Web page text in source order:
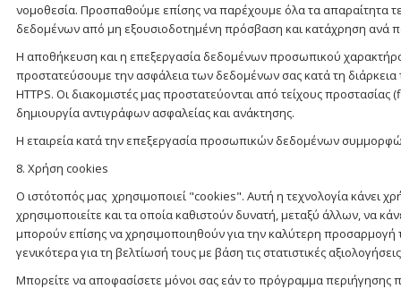
νομοθεσία. Προσπαθούμε επίσης να παρέχουμε όλα τα απαραίτητα
δεδομένων από μη εξουσιοδοτημένη πρόσβαση και κατάχρηση ανά
Η αποθήκευση και η επεξεργασία δεδομένων προσωπικού
προστατεύσουμε την ασφάλεια των δεδομένων σας κατά τη
HTTPS. Οι διακομιστές μας προστατεύονται από τείχους
δημιουργία αντιγράφων ασφαλείας και ανάκτησης.
Η εταιρεία κατά την επεξεργασία προσωπικών δεδομένων
8. Χρήση cookies
Ο ιστότοπός μας χρησιμοποιεί "cookies". Αυτή η τεχνολογία κάνει
χρησιμοποιείτε και τα οποία καθιστούν δυνατή, μεταξύ άλλων, να
μπορούν επίσης να χρησιμοποιηθούν για την καλύτερη
γενικότερα για τη βελτίωσή τους με βάση τις στατιστικές
Μπορείτε να αποφασίσετε μόνοι σας εάν το πρόγραμμα περιήγησης